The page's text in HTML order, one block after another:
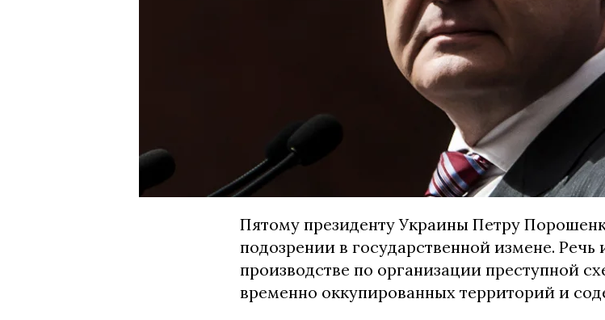
Пятому президенту Украины Петру
подозрении в государственной измене. Речь
производстве по организации преступной
временно оккупированных территорий и